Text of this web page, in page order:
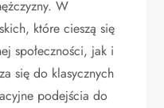
W
które cieszą się
społeczności, jak i
się do klasycznych
podejścia do